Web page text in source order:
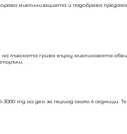
миелинизацията и подобрява
грива върху миелиновата
mg на ден за период около 4